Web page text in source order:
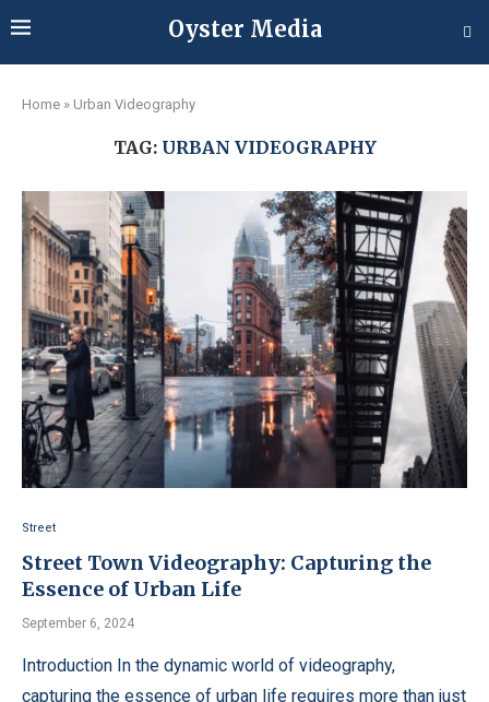
Oyster Media
Home » Urban Videography
TAG: URBAN VIDEOGRAPHY
Street
Street Town Videography: Capturing the
Essence of Urban Life
September 6, 2024
Introduction In the dynamic world of videography,
capturing the essence of urban life requires more than just